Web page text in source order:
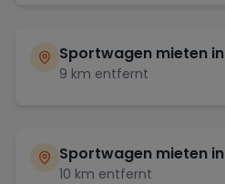
Sportwagen mieten in
9 km entfernt
Sportwagen mieten in
10 km entfernt